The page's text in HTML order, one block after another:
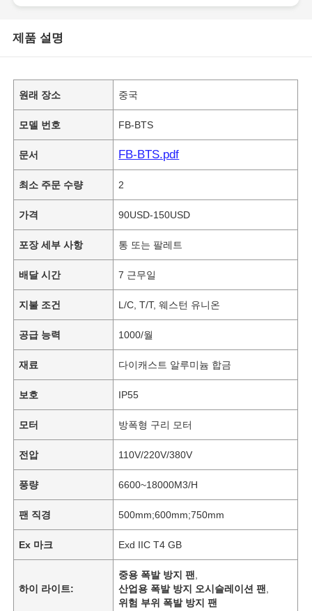
제품 설명
원래 장소 중국
모델 번호 FB-BTS
문서 FB-BTS.pdf
최소 주문 수량 2
가격 90USD-150USD
포장 세부 사항 통 또는 팔레트
배달 시간 7 근무일
지불 조건 L/C, T/T, 웨스턴 유니온
공급 능력 1000/월
재료 다이캐스트 알루미늄 합금
보호 IP55
모터 방폭형 구리 모터
전압 110V/220V/380V
풍량 6600~18000M3/H
팬 직경 500mm;600mm;750mm
Ex 마크 Exd IIC T4 GB
하이 라이트:
중용 폭발 방지 팬
산업용 폭발 방지 오시슬레이션 팬
위험 부위 폭발 방지 팬